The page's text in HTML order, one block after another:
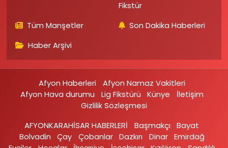
Fikstür
Tüm Manşetler
Son Dakika Haberleri
Haber Arşivi
Afyon Haberleri
Afyon Namaz Vakitleri
Afyon Hava durumu
Lig Fikstürü Künye
İletişim
Gizlilik Sözleşmesi
AFYONKARAHİSAR HABERLERİ
Başmakçı
Bayat
Bolvadin
Çay Çobanlar Dazkırı Dinar Emirdağ‎